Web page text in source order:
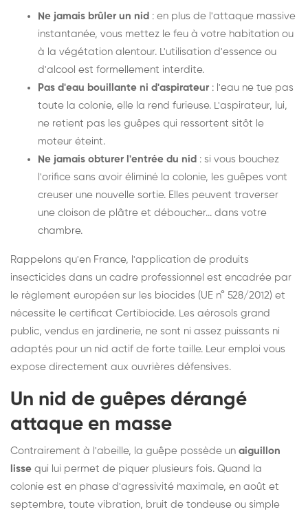
Ne jamais brûler un nid : en plus de l'attaque massive
instantanée, vous mettez le feu à votre habitation ou
à la végétation alentour. L'utilisation d'essence ou
d'alcool est formellement interdite.
Pas d'eau bouillante ni d'aspirateur : l'eau ne tue pas
toute la colonie, elle la rend furieuse. L'aspirateur, lui,
ne retient pas les guêpes qui ressortent sitôt le
moteur éteint.
Ne jamais obturer l'entrée du nid : si vous bouchez
l'orifice sans avoir éliminé la colonie, les guêpes vont
creuser une nouvelle sortie. Elles peuvent traverser
une cloison de plâtre et déboucher... dans votre
chambre.
Rappelons qu'en France, l'application de produits
insecticides dans un cadre professionnel est encadrée par
le règlement européen sur les biocides (UE n° 528/2012) et
nécessite le certificat Certibiocide. Les aérosols grand
public, vendus en jardinerie, ne sont ni assez puissants ni
adaptés pour un nid actif de forte taille. Leur emploi vous
expose directement aux ouvrières défensives.
Un nid de guêpes dérangé
attaque en masse
Contrairement à l'abeille, la guêpe possède un aiguillon
lisse qui lui permet de piquer plusieurs fois. Quand la
colonie est en phase d'agressivité maximale, en août et
septembre, toute vibration, bruit de tondeuse ou simple